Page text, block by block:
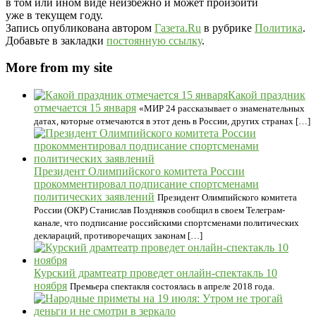
уже в текущем году.
Запись опубликована автором Газета.Ru в рубрике Политика.
Добавьте в закладки постоянную ссылку.
More from my site
Какой праздник
отмечается 15 января «МИР 24 рассказывает о знаменательных
датах, которые отмечаются в этот день в России, других странах […]
Президент Олимпийского комитета России
прокомментировал подписание спортсменами
политических заявлений Президент Олимпийского комитета
России (ОКР) Станислав Поздняков сообщил в своем Телеграм-
канале, что подписание российскими спортсменами политических
деклараций, противоречащих законам […]
Курский драмтеатр проведет онлайн-спектакль 10
ноября Премьера спектакля состоялась в апреле 2018 года.